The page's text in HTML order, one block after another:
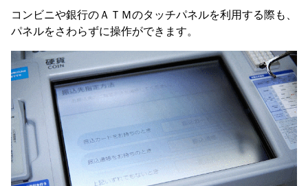
コンビニや銀行のＡＴＭのタッチパネルを利用する際も、
パネルをさわらずに操作ができます。